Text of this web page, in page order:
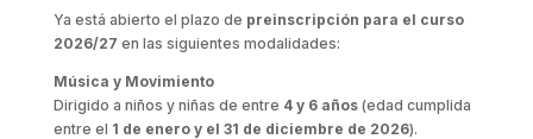
Ya está abierto el plazo de preinscripción para el curso
2026/27 en las siguientes modalidades:
Música y Movimiento
Dirigido a niños y niñas de entre 4 y 6 años(edad cumplida
entre el 1 de enero y el 31 de diciembre de 2026).